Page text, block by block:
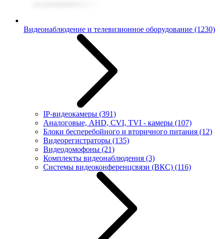
Видеонаблюдение и телевизионное оборудование (1230)
IP-видеокамеры (391)
Аналоговые, AHD, CVI, TVI - камеры (107)
Блоки бесперебойного и вторичного питания (12)
Видеорегистраторы (135)
Видеодомофоны (21)
Комплекты видеонаблюдения (3)
Системы видеоконференцсвязи (ВКС) (116)